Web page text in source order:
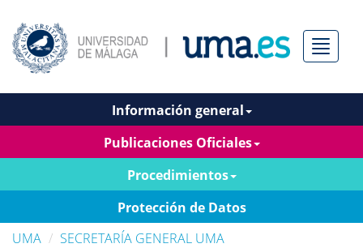
Menú
Información general
Publicaciones Oficiales
Procedimientos
Protección de Datos
UMA
SECRETARÍA GENERAL UMA